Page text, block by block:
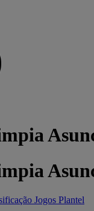
Jogos Plantel